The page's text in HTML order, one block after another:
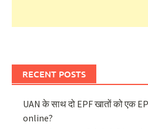
RECENT POSTS
UAN के साथ दो EPF खातों को एक
online?